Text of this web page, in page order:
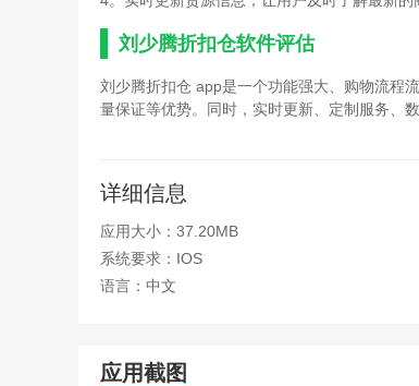
刘少腾折扣仓软件评估
刘少腾折扣仓 app是一个功能强大、购物流程
量保证等优势。同时，实时更新、定制服务、
详细信息
应用大小：37.20MB
系统要求：IOS
语言：中文
应用截图